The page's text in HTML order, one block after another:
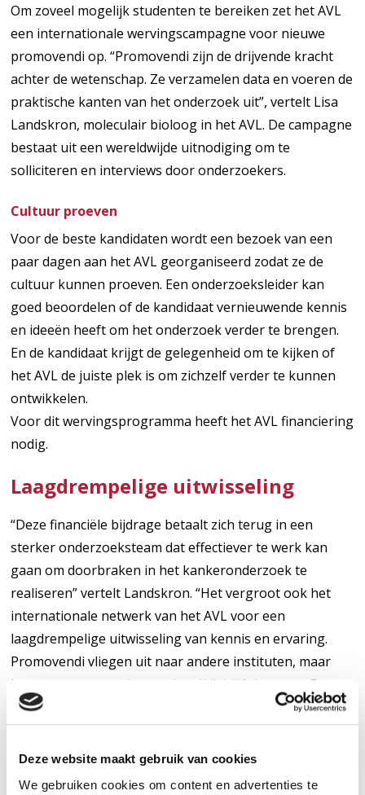
Deze website maakt gebruik van cookies
We gebruiken cookies om content en advertenties te
Om zoveel mogelijk studenten te bereiken zet het AVL
een internationale wervingscampagne voor nieuwe
promovendi op. “Promovendi zijn de drijvende kracht
achter de wetenschap. Ze verzamelen data en voeren de
praktische kanten van het onderzoek uit”, vertelt Lisa
Landskron, moleculair bioloog in het AVL. De campagne
bestaat uit een wereldwijde uitnodiging om te
solliciteren en interviews door onderzoekers.
Cultuur proeven
Voor de beste kandidaten wordt een bezoek van een
paar dagen aan het AVL georganiseerd zodat ze de
cultuur kunnen proeven. Een onderzoeksleider kan
goed beoordelen of de kandidaat vernieuwende kennis
en ideeën heeft om het onderzoek verder te brengen.
En de kandidaat krijgt de gelegenheid om te kijken of
het AVL de juiste plek is om zichzelf verder te kunnen
ontwikkelen.
Voor dit wervingsprogramma heeft het AVL financiering
nodig.
Laagdrempelige uitwisseling
“Deze financiële bijdrage betaalt zich terug in een
sterker onderzoeksteam dat effectiever te werk kan
gaan om doorbraken in het kankeronderzoek te
realiseren” vertelt Landskron. “Het vergroot ook het
internationale netwerk van het AVL voor een
laagdrempelige uitwisseling van kennis en ervaring.
Promovendi vliegen uit naar andere instituten, maar
het contact tussen hen en het AVL blijft bestaan. Een
internationaal wervingsprogramma brengt
kankeronderzoek dus op veel verschillende manieren
verder, met als doel nieuwe en verbeterde